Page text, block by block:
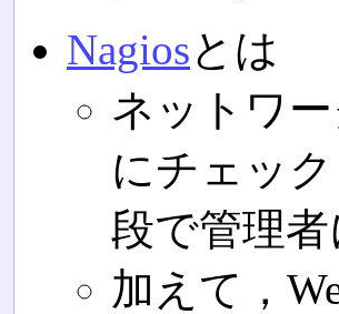
Nagiosとは
ネットワ
にチェッ
段で管理
加えて，